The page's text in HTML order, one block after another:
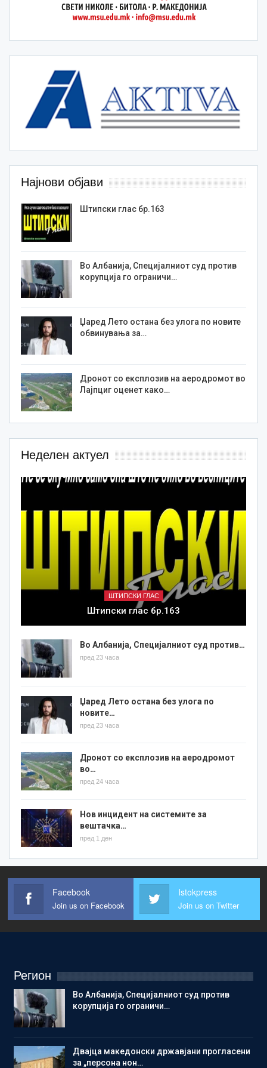
Најнови објави
Штипски глас бр.163
Во Албанија, Специјалниот суд против
корупција го ограничи…
Џаред Лето остана без улога по новите
обвинувања за…
Дронот со експлозив на аеродромот во
Лајпциг оценет како…
Неделен актуел
ШТИПСКИ ГЛАС
Штипски глас бр.163
Во Албанија, Специјалниот суд против…
пред 23 часа
Џаред Лето остана без улога по
новите…
пред 23 часа
Дронот со експлозив на аеродромот
во…
пред 24 часа
Нов инцидент на системите за
вештачка…
пред 1 ден
Facebook
Join us on Facebook
Istokpress
Join us on Twitter
Регион
Во Албанија, Специјалниот суд против
корупција го ограничи…
Двајца македонски државјани прогласени
за „персона нон…